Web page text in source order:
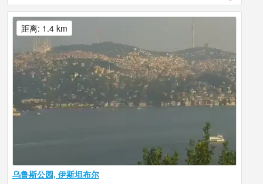
乌鲁斯公园, 伊斯坦布尔
距离: 1.4 km